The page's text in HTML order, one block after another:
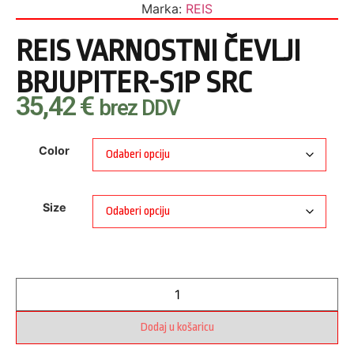
Marka: REIS
REIS VARNOSTNI ČEVLJI
BRJUPITER-S1P SRC
35,42€ brez DDV
Color
Size
Dodaj u košaricu